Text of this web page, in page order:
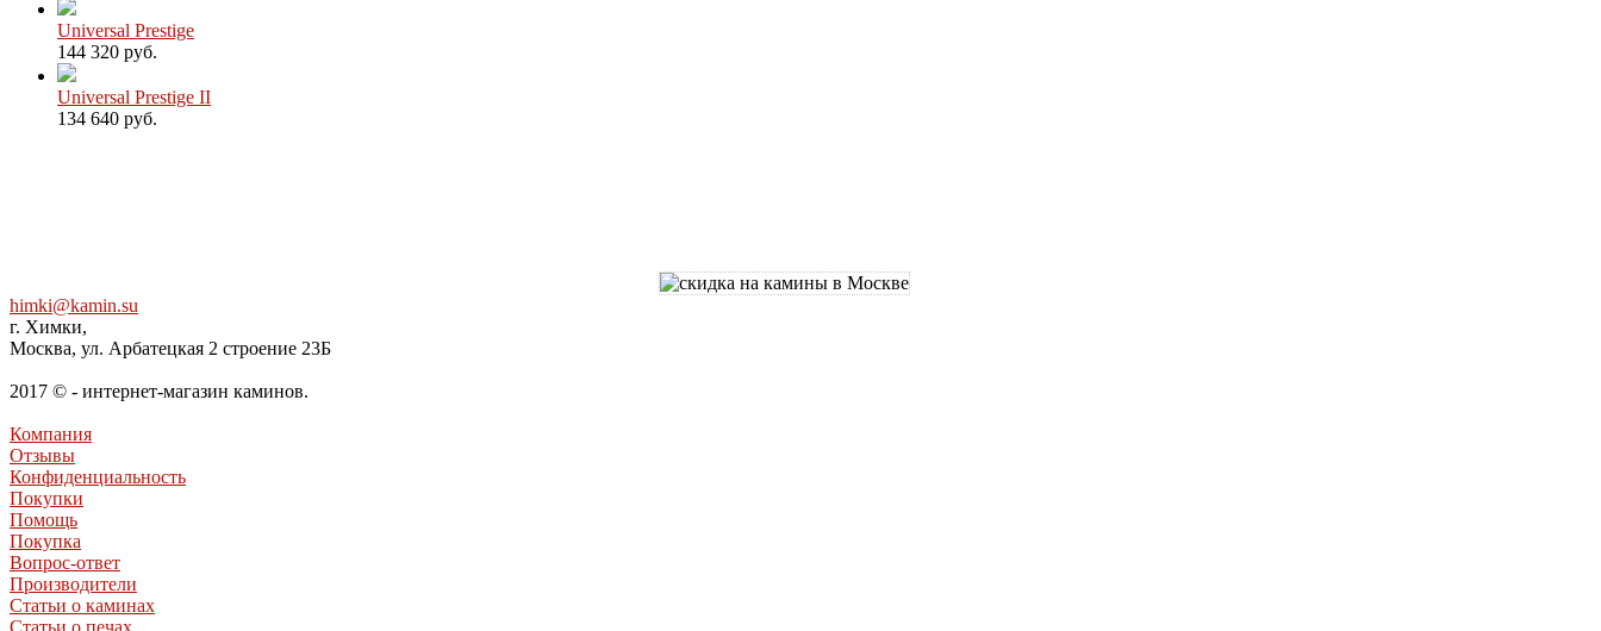
Universal Prestige
144 320 руб.
Universal Prestige II
134 640 руб.
himki@kamin.su
г. Химки,
Москва, ул. Арбатецкая 2 строение 23Б
2017 © - интернет-магазин каминов.
Компания
Отзывы
Конфиденциальность
Покупки
Помощь
Покупка
Вопрос-ответ
Производители
Статьи о каминах
Статьи о печах